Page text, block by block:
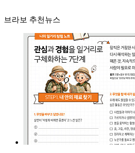
브라보 추천뉴스